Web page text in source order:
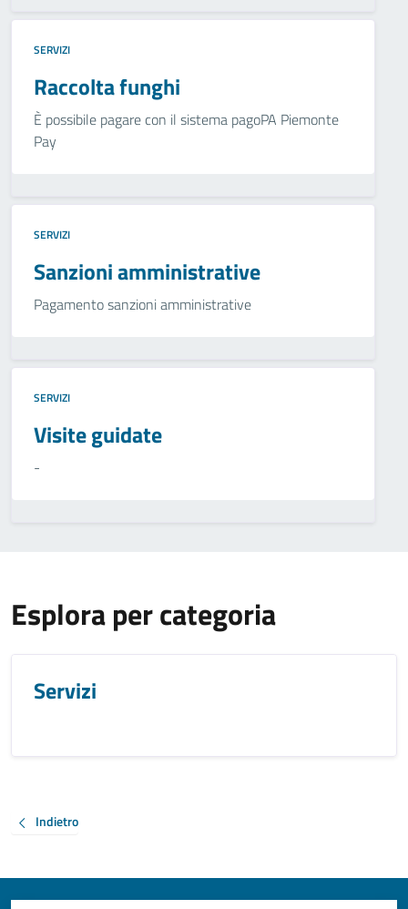
SERVIZI
Raccolta funghi
È possibile pagare con il sistema pagoPA Piemonte
Pay
SERVIZI
Sanzioni amministrative
Pagamento sanzioni amministrative
SERVIZI
Visite guidate
-
Esplora per categoria
Servizi
Indietro